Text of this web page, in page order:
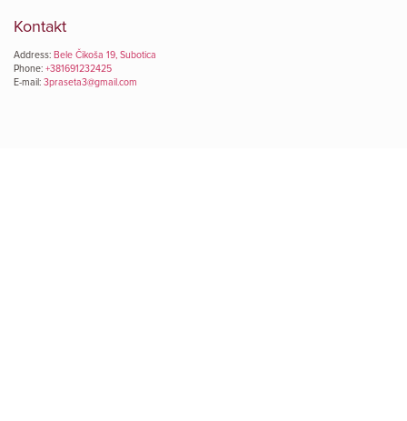
Kontakt
Address: Bele Čikoša 19, Subotica
Phone: +381691232425
E-mail: 3praseta3@gmail.com